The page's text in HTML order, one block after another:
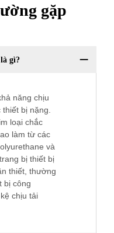
gặp
gì?
năng chịu
bị nặng.
loại chắc
làm từ các
và
bị thiết bị
thiết, thường
bị công
chịu tải